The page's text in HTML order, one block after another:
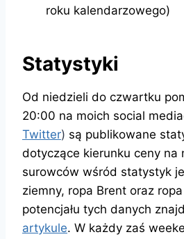
roku kalendarzowego)
Statystyki
Od niedzieli do czwartku
20:00 na moich social
Twitter) są publikowane
dotyczące kierunku ceny na
surowców wśród statystyk
ziemny, ropa Brent oraz
potencjału tych danych
artykule. W każdy zaś